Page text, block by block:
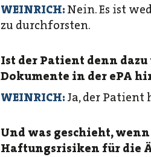
WEINRICH: Nein. Es ist
zu durchforsten.
Ist der Patient denn
Dokumente in der ePA
WEINRICH: Ja, der
Und was geschieht,
Haftungsrisiken für die